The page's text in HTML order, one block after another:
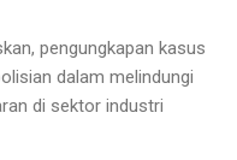
pengungkapan kasus
dalam melindungi
di sektor industri